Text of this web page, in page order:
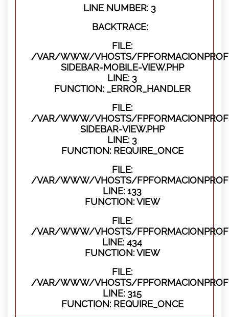
LINE NUMBER: 3
BACKTRACE:
FILE:
/VAR/WWW/VHOSTS/
SIDEBAR-MOBILE-VIEW.PHP
LINE: 3
FUNCTION: _ERROR_HANDLER
FILE:
/VAR/WWW/VHOSTS/
SIDEBAR-VIEW.PHP
LINE: 3
FUNCTION: REQUIRE_ONCE
FILE:
/VAR/WWW/VHOSTS/
LINE: 133
FUNCTION: VIEW
FILE:
/VAR/WWW/VHOSTS/
LINE: 434
FUNCTION: VIEW
FILE:
/VAR/WWW/VHOSTS/
LINE: 315
FUNCTION: REQUIRE_ONCE